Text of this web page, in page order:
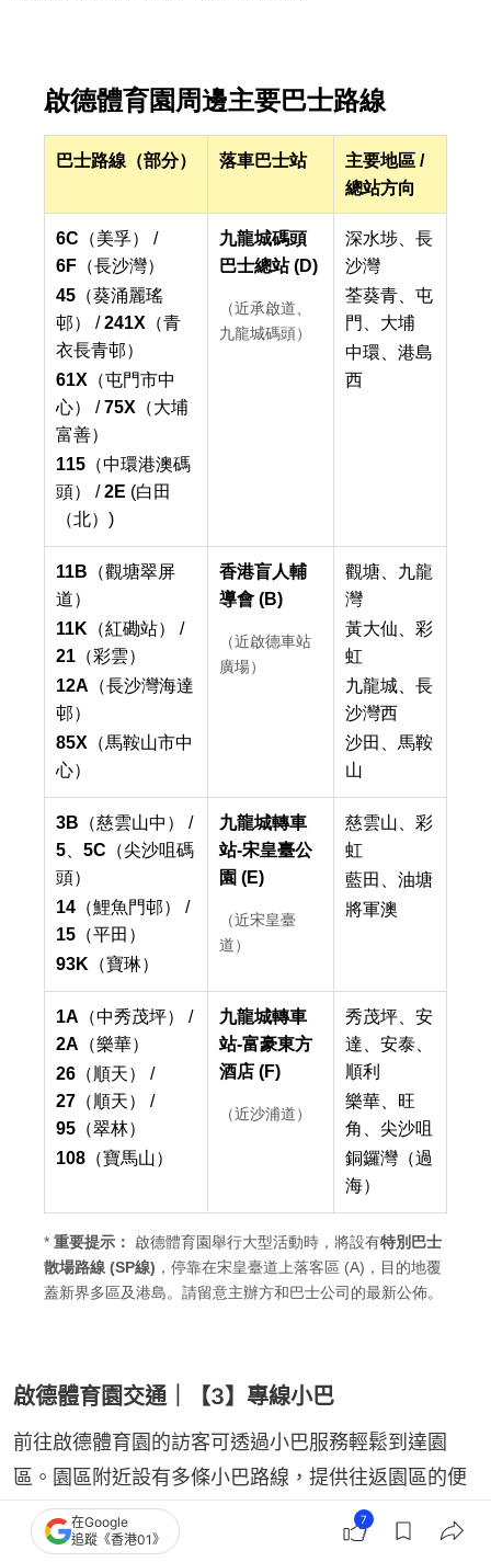
啟德體育園交通｜【3】專線小巴
前往啟德體育園的訪客可透過小巴服務輕鬆到達園
區。園區附近設有多條小巴路線，提供往返園區的便
利交通，全部均在步行範圍內。
在Google
追蹤《香港01》
7